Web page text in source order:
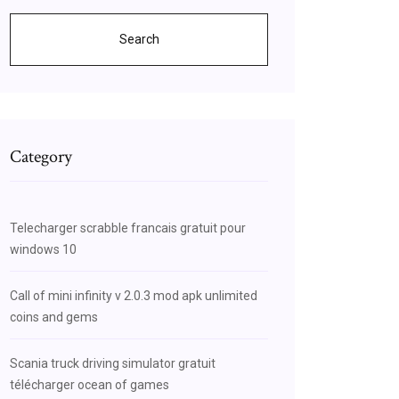
Search
Category
Telecharger scrabble francais gratuit pour
windows 10
Call of mini infinity v 2.0.3 mod apk unlimited
coins and gems
Scania truck driving simulator gratuit
télécharger ocean of games